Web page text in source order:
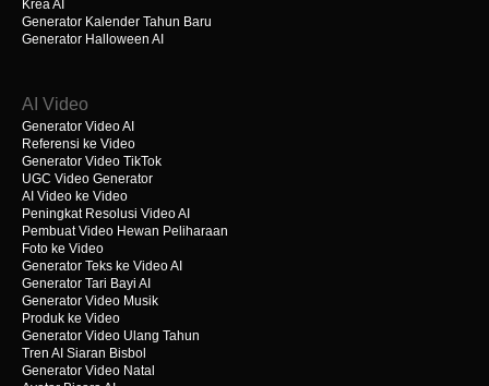
Krea AI
Generator Kalender Tahun Baru
Generator Halloween AI
AI Video
Generator Video AI
Referensi ke Video
Generator Video TikTok
UGC Video Generator
AI Video ke Video
Peningkat Resolusi Video AI
Pembuat Video Hewan Peliharaan
Foto ke Video
Generator Teks ke Video AI
Generator Tari Bayi AI
Generator Video Musik
Produk ke Video
Generator Video Ulang Tahun
Tren AI Siaran Bisbol
Generator Video Natal